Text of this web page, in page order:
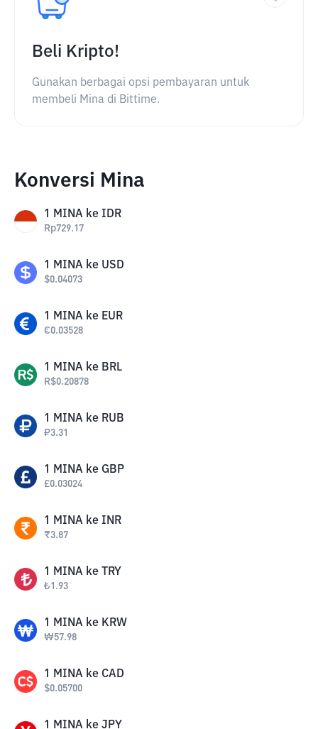
Beli Kripto!
Gunakan berbagai opsi pembayaran untuk
membeli Mina di Bittime.
Konversi Mina
1 MINA ke IDR
Rp729.17
1 MINA ke USD
$0.04073
1 MINA ke EUR
€0.03528
1 MINA ke BRL
R$0.20878
1 MINA ke RUB
₽3.31
1 MINA ke GBP
£0.03024
1 MINA ke INR
₹3.87
1 MINA ke TRY
₺1.93
1 MINA ke KRW
₩57.98
1 MINA ke CAD
$0.05700
1 MINA ke JPY